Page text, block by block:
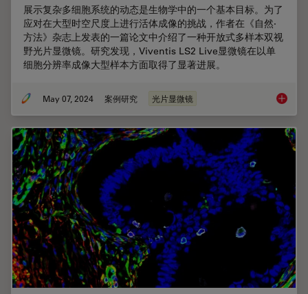
展示复杂多细胞系统的动态是生物学中的一个基本目标。为了
应对在大型时空尺度上进行活体成像的挑战，作者在《自然·
方法》杂志上发表的一篇论文中介绍了一种开放式多样本双视
野光片显微镜。研究发现，Viventis LS2 Live显微镜在以单
细胞分辨率成像大型样本方面取得了显著进展。
May 07, 2024 案例研究 光片显微镜 双视野